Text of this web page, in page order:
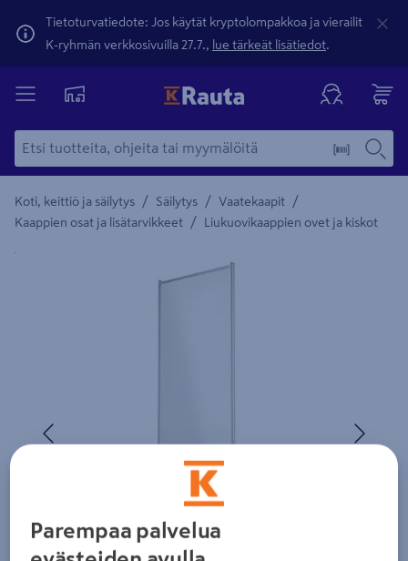
Tietoturvatiedote: Jos käytät kryptolompakkoa ja vierailit
K-ryhmän verkkosivuilla 27.7., lue tärkeät lisätiedot.
Koti, keittiö ja säilytys / Säilytys / Vaatekaapit /
Kaappien osat ja lisätarvikkeet / Liukuovikaappien ovet ja kiskot
Yksityiskohtainen kuvaus löytyy Tuotteen kuvaus -
Parempaa palvelua